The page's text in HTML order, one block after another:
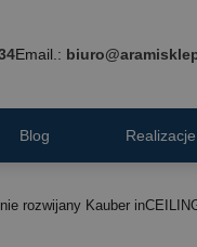
Email.:
Blog Realizacje
rozwijany Kauber